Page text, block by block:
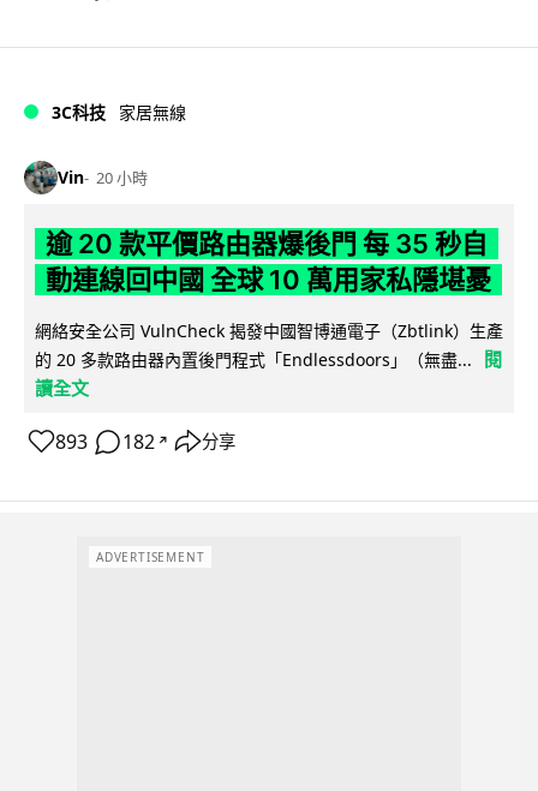
3C科技 家居無線
Vin 20 小時
逾 20 款平價路由器爆後門 每 35 秒自
動連線回中國 全球 10 萬用家私隱堪憂
網絡安全公司 VulnCheck 揭發中國智博通電子（Zbtlink）生產
的 20 多款路由器內置後門程式「Endlessdoors」（無盡...
閱
讀全文
893 182 ↗ 分享
ADVERTISEMENT